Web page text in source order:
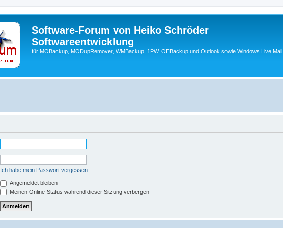
Software-Forum von Heiko Schröder
Softwareentwicklung
für MOBackup, MODupRemover, WMBackup, 1PW, OEBackup und Outlook sowie Windows Live Mail
Ich habe mein Passwort vergessen
Angemeldet bleiben
Meinen Online-Status während dieser Sitzung verbergen